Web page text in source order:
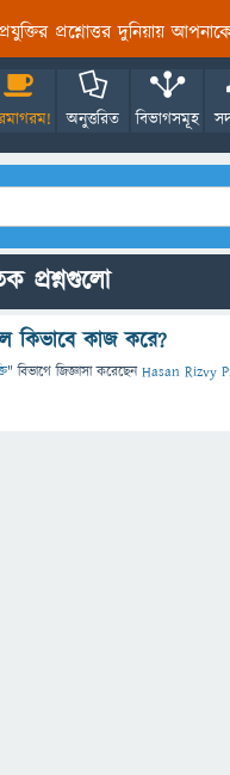
প্রশ্নোত্তর দুনিয়ায়
অনুত্তরিত বিভাগসমূহ
প্রশ্নগুলো
কিভাবে কাজ করে?
" বিভাগে জিজ্ঞাসাকরেছেনHasan Rizvy